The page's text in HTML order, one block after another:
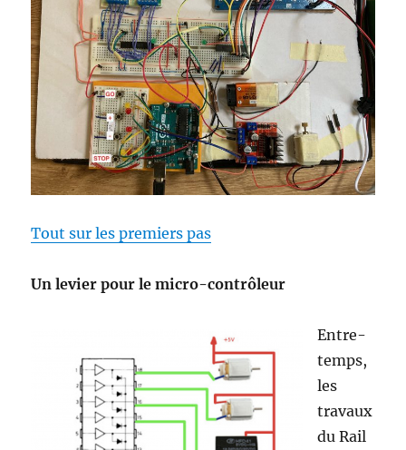
Tout sur les premiers pas
Un levier pour le micro-contrôleur
Entre-
temps,
les
travaux
du Rail